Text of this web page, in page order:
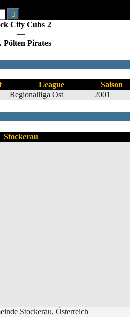
City Cubs 2
—
Pölten Pirates
League
Saison
Regionalliga Ost 2001
Stockerau
Stockerau, Österreich